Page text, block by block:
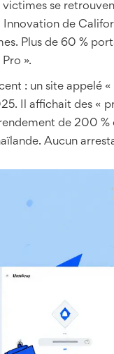
victimes se
de
Plus de 60 %
».
: un site appelé
Il affichait des «
de 200 %
Aucun